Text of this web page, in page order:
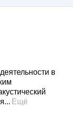
в
Ещё